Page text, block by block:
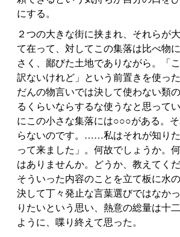
にする。
２つの大きな街に挟まれ、それらが
て在って、対してこの集落は比べ物
さく、鄙びた土地でありながら。「
訳ないけれど」という前置きを使っ
だんの物言いでは決して使わない類
るくらいならするな使うなと思って
にこの小さな集落には○○○がある。
らないのです。……私はそれが知り
って来ました」。何故でしょうか。
はありませんか。どうか、教えてく
そういった内容のことを立て板に水
決して丁々発止な言葉選びではなか
りたいという思い、熱意の総量は十
ように、喋り終えて思った。